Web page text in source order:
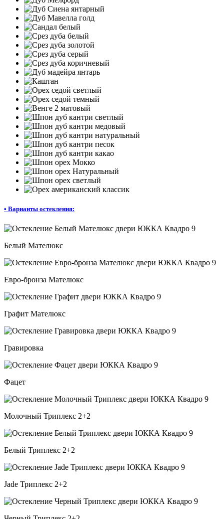
• Варианты остекления:
Белый Мателюкс
Евро-бронза Мателюкс
Графит Мателюкс
Гравировка
Фацет
Молочный Триплекс 2+2
Белый Триплекс 2+2
Jade Триплекс 2+2